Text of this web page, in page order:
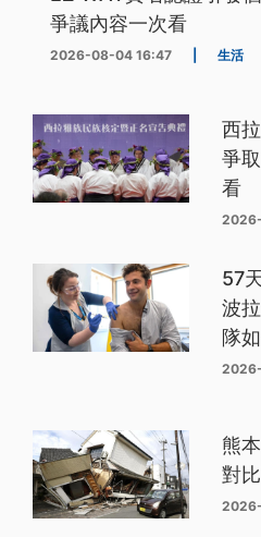
爭議內容一次看
2026-08-04 16:47 生活
西
爭
看
57
波
隊
熊
對